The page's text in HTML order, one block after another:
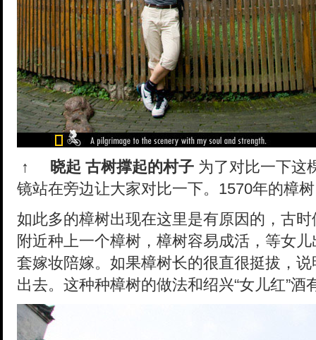
↑ 晓起 古树撑起的村子 为了对比一下这
镜站在旁边让大家对比一下。1570年的樟
如此多的樟树出现在这里是有原因的，古
附近种上一个樟树，樟树容易成活，等女
套嫁妆陪嫁。如果樟树长的很直很挺拔，
出去。这种种樟树的做法和绍兴“女儿红”酒